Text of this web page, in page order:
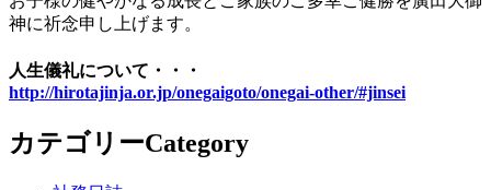
神に祈念申し上げます。
人生儀礼について・・・
http://hirotajinja.or.jp/onegaigoto/onegai-other/#jinsei
カテゴリーCategory